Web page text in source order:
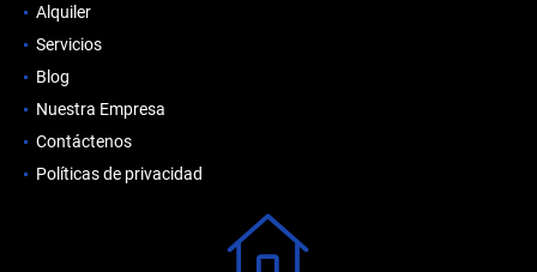
Alquiler
Servicios
Blog
Nuestra Empresa
Contáctenos
Políticas de privacidad